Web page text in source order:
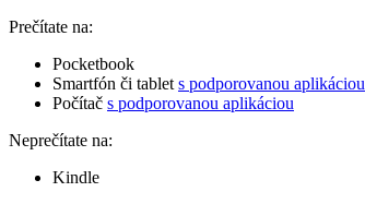
Prečítate na:
Pocketbook
Smartfón či tablet s podporovanou aplikáciou
Počítač s podporovanou aplikáciou
Neprečítate na:
Kindle